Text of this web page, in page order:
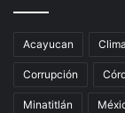
Acayucan Clima
Corrupción
Minatitlán